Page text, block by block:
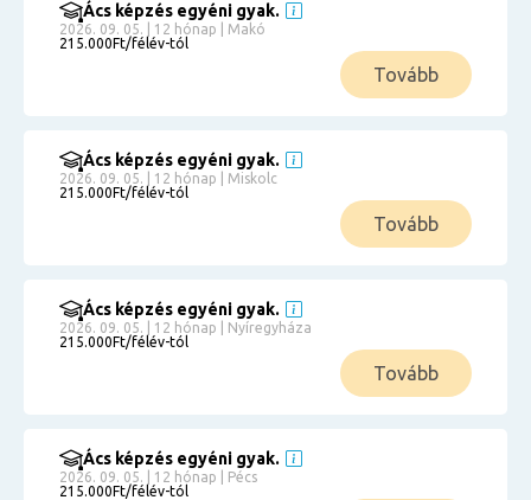
Ács képzés egyéni gyak.
2026. 09. 05. | 12 hónap | Makó
215.000Ft/félév-tól
Tovább
Ács képzés egyéni gyak.
2026. 09. 05. | 12 hónap | Miskolc
215.000Ft/félév-tól
Tovább
Ács képzés egyéni gyak.
2026. 09. 05. | 12 hónap | Nyíregyháza
215.000Ft/félév-tól
Tovább
Ács képzés egyéni gyak.
2026. 09. 05. | 12 hónap | Pécs
215.000Ft/félév-tól